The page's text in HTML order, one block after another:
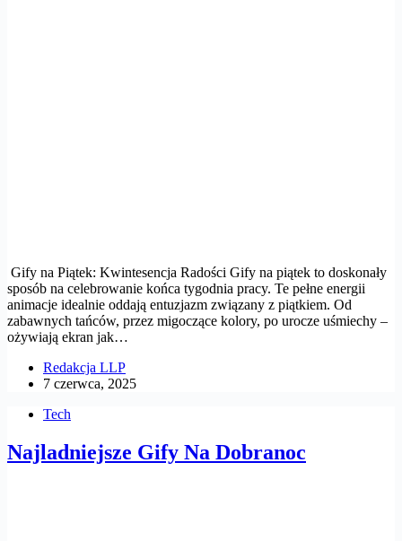
Gify na Piątek: Kwintesencja Radości Gify na piątek to doskonały
sposób na celebrowanie końca tygodnia pracy. Te pełne energii
animacje idealnie oddają entuzjazm związany z piątkiem. Od
zabawnych tańców, przez migoczące kolory, po urocze uśmiechy –
ożywiają ekran jak…
Redakcja LLP
7 czerwca, 2025
Tech
Najladniejsze Gify Na Dobranoc